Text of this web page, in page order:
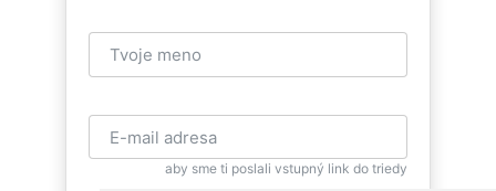
aby sme ti poslali vstupný link do triedy